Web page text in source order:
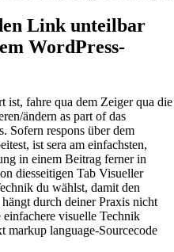
Link unteilbar
WordPress-
ist, fahre qua dem Zeiger qua die
ändern as part of das
Sofern respons über dem
ist sera am einfachsten,
in einem Beitrag ferner in
diesseitigen Tab Visueller
du wählst, damit den
durch deiner Praxis nicht
visuelle Technik
markup language-Sourcecode